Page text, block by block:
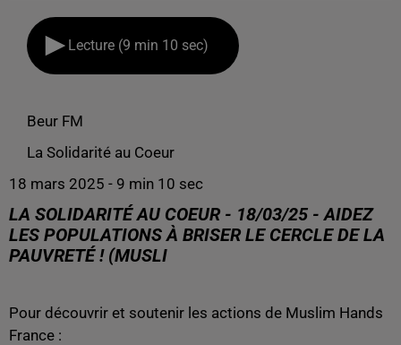
Lecture (9 min 10 sec)
Beur FM
La Solidarité au Coeur
18 mars 2025 - 9 min 10 sec
LA SOLIDARITÉ AU COEUR - 18/03/25 - AIDEZ
LES POPULATIONS À BRISER LE CERCLE DE LA
PAUVRETÉ ! (MUSLI
Pour découvrir et soutenir les actions de Muslim Hands
France :